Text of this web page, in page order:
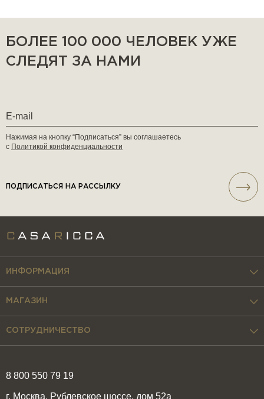
БОЛЕЕ 100 000 ЧЕЛОВЕК УЖЕ
СЛЕДЯТ ЗА НАМИ
Нажимая на кнопку “Подписаться” вы соглашаетесь
с Политикой конфиденциальности
ПОДПИСАТЬСЯ НА РАССЫЛКУ
8 800 550 79 19
г. Москва, Рублевское шоссе, дом 52а
ИНФОРМАЦИЯ
МАГАЗИН
СОТРУДНИЧЕСТВО